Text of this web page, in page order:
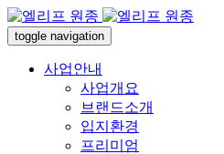
toggle navigation
사업안내
사업개요
브랜드소개
입지환경
프리미엄